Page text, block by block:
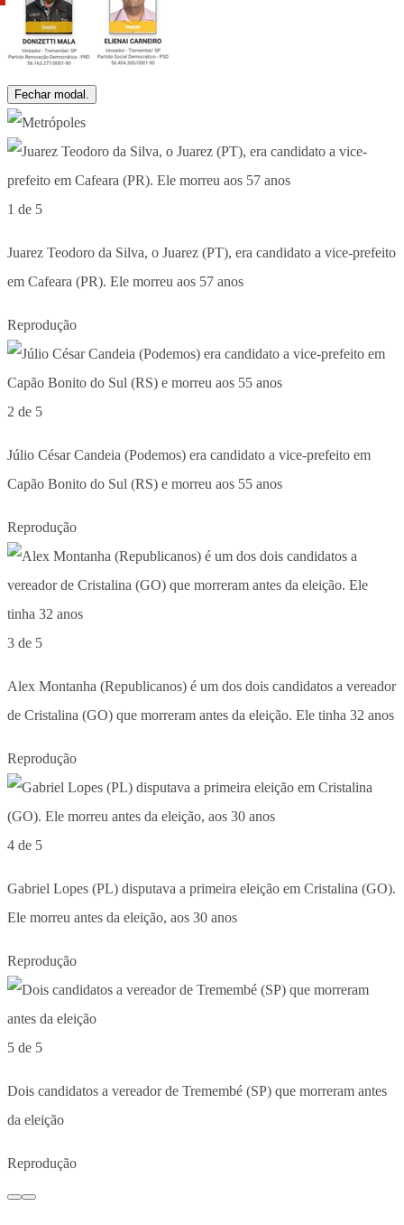
Fechar modal.
1 de 5
Juarez Teodoro da Silva, o Juarez (PT), era candidato a vice-prefeito
em Cafeara (PR). Ele morreu aos 57 anos
Reprodução
2 de 5
Júlio César Candeia (Podemos) era candidato a vice-prefeito em
Capão Bonito do Sul (RS) e morreu aos 55 anos
Reprodução
3 de 5
Alex Montanha (Republicanos) é um dos dois candidatos a vereador
de Cristalina (GO) que morreram antes da eleição. Ele tinha 32 anos
Reprodução
4 de 5
Gabriel Lopes (PL) disputava a primeira eleição em Cristalina (GO).
Ele morreu antes da eleição, aos 30 anos
Reprodução
5 de 5
Dois candidatos a vereador de Tremembé (SP) que morreram antes
da eleição
Reprodução